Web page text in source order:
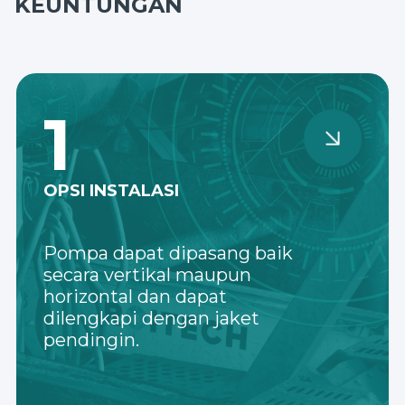
1
OPSI INSTALASI
Pompa dapat dipasang baik
secara vertikal maupun
horizontal dan dapat
dilengkapi dengan jaket
pendingin.